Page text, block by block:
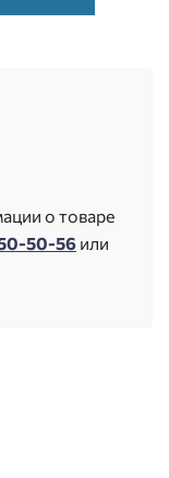
о товаре
50-56 или